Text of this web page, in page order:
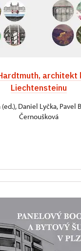
architekt
Liechtensteinu
Daniel Lyčka, Pavel
Černoušková